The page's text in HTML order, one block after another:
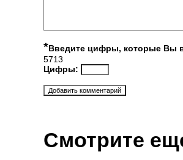
*Введите цифры, которые Вы
5713
Цифры:
Смотрите